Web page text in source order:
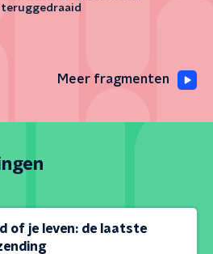
teruggedraaid
Meer fragmenten
of je leven: de laatste